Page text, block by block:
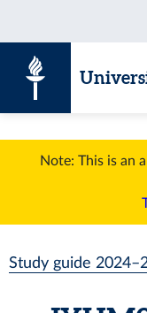
Note: This is an
Study guide